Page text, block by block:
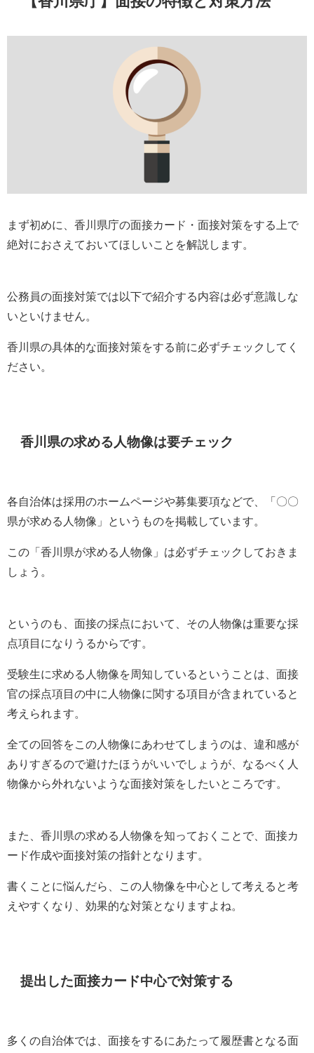
まず初めに、香川県庁の面接カード・面接対策をする上で
絶対におさえておいてほしいことを解説します。
公務員の面接対策では以下で紹介する内容は必ず意識しな
いといけません。
香川県の具体的な面接対策をする前に必ずチェックしてく
ださい。
香川県の求める人物像は要チェック
各自治体は採用のホームページや募集要項などで、「〇〇
県が求める人物像」というものを掲載しています。
この「香川県が求める人物像」は必ずチェックしておきま
しょう。
というのも、面接の採点において、その人物像は重要な採
点項目になりうるからです。
受験生に求める人物像を周知しているということは、面接
官の採点項目の中に人物像に関する項目が含まれていると
考えられます。
全ての回答をこの人物像にあわせてしまうのは、違和感が
ありすぎるので避けたほうがいいでしょうが、なるべく人
物像から外れないような面接対策をしたいところです。
また、香川県の求める人物像を知っておくことで、面接カ
ード作成や面接対策の指針となります。
書くことに悩んだら、この人物像を中心として考えると考
えやすくなり、効果的な対策となりますよね。
提出した面接カード中心で対策する
多くの自治体では、面接をするにあたって履歴書となる面